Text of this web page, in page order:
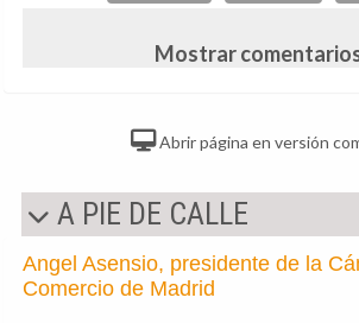
Mostrar
Abrir página en versión
A PIE DE CALLE
Angel Asensio, presidente de la
Comercio de Madrid